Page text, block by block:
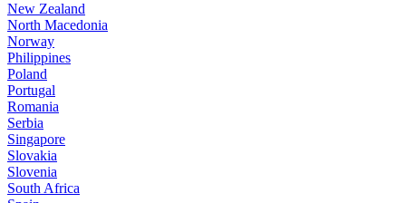
New Zealand
North Macedonia
Norway
Philippines
Poland
Portugal
Romania
Serbia
Singapore
Slovakia
Slovenia
South Africa